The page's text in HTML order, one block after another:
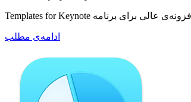
ادامه‌ی مطلب